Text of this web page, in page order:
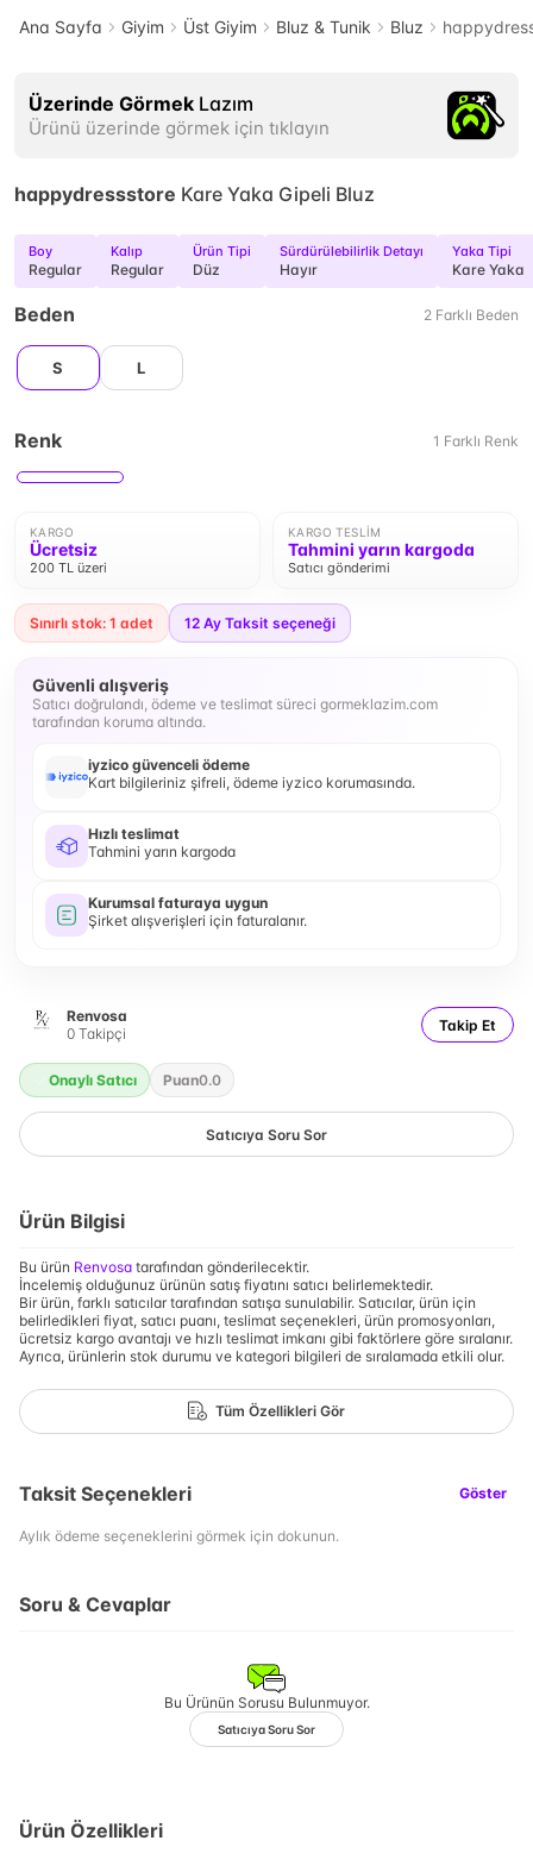
Ana Sayfa Giyim Üst Giyim Bluz & Tunik Bluz
Üzerinde Görmek Lazım
Ürünü üzerinde görmek için tıklayın
happydressstore Kare Yaka Gipeli Bluz
Boy
Regular
Kalıp
Regular
Ürün Tipi
Düz
Sürdürülebilirlik Detayı
Hayır
Yaka Tipi
Kare Yaka
Beden 2 Farklı Beden
S L
Renk 1 Farklı Renk
KARGO
Ücretsiz
200 TL üzeri
KARGO TESLIM
Tahmini yarın kargoda
Satıcı gönderimi
Sınırlı stok: 1 adet 12 Ay Taksit seçeneği
Güvenli alışveriş
Satıcı doğrulandı, ödeme ve teslimat süreci gormeklazim.com
tarafından koruma altında.
iyzico güvenceli ödeme
Kart bilgileriniz şifreli, ödeme iyzico korumasında.
Hızlı teslimat
Tahmini yarın kargoda
Kurumsal faturaya uygun
Şirket alışverişleri için faturalanır.
Renvosa
0 Takipçi Takip Et
Onaylı Satıcı Puan0.0
Satıcıya Soru Sor
Ürün Bilgisi
Bu ürün Renvosa tarafından gönderilecektir.
İncelemiş olduğunuz ürünün satış fiyatını satıcı belirlemektedir.
Bir ürün, farklı satıcılar tarafından satışa sunulabilir. Satıcılar, ürün için
belirledikleri fiyat, satıcı puanı, teslimat seçenekleri, ürün promosyonları,
ücretsiz kargo avantajı ve hızlı teslimat imkanı gibi faktörlere göre sıralanır.
Ayrıca, ürünlerin stok durumu ve kategori bilgileri de sıralamada etkili olur.
Tüm Özellikleri Gör
Taksit Seçenekleri Göster
Aylık ödeme seçeneklerini görmek için dokunun.
Soru & Cevaplar
Bu Ürünün Sorusu Bulunmuyor.
Satıcıya Soru Sor
Ürün Özellikleri